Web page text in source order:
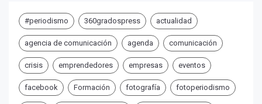
#periodismo 360gradospress actualidad
agencia de comunicación agenda comunicación
crisis emprendedores empresas eventos
facebook Formación fotografía fotoperiodismo